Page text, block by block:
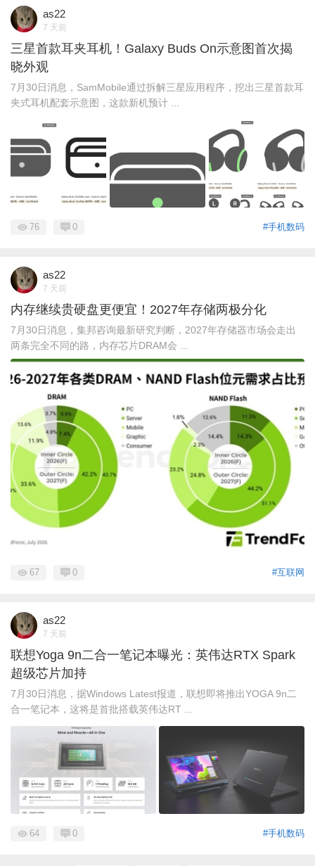
as22
7 天前
三星首款耳夹耳机！Galaxy Buds On示意图首次揭
晓外观
7月30日消息，SamMobile通过拆解三星应用程序，挖出三星首款耳
夹式耳机配套示意图，这款新机预计 ...
#手机数码
76 0
as22
7 天前
内存继续贵硬盘更便宜！2027年存储两极分化
7月30日消息，集邦咨询最新研究判断，2027年存储器市场会走出
两条完全不同的路，内存芯片DRAM会 ...
#互联网
67 0
as22
7 天前
联想Yoga 9n二合一笔记本曝光：英伟达RTX Spark
超级芯片加持
7月30日消息，据Windows Latest报道，联想即将推出YOGA 9n二
合一笔记本，这将是首批搭载英伟达RT ...
#手机数码
64 0